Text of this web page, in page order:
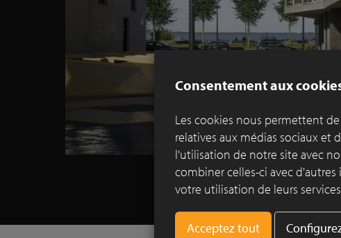
Consentement aux
Les cookies nous permettent
relatives aux médias sociaux et
l'utilisation de notre site avec
combiner celles-ci avec
votre utilisation de leurs